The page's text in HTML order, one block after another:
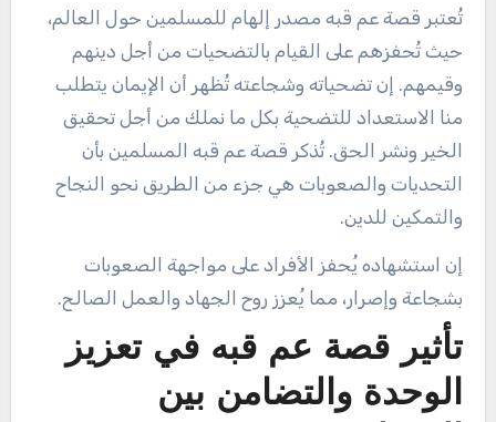
تُعتبر قصة عم قبه مصدر إلهام للمسلمين حول العالم،
حيث تُحفزهم على القيام بالتضحيات من أجل دينهم
وقيمهم. إن تضحياته وشجاعته تُظهر أن الإيمان يتطلب
منا الاستعداد للتضحية بكل ما نملك من أجل تحقيق
الخير ونشر الحق. تُذكر قصة عم قبه المسلمين بأن
التحديات والصعوبات هي جزء من الطريق نحو النجاح
والتمكين للدين.
إن استشهاده يُحفز الأفراد على مواجهة الصعوبات
بشجاعة وإصرار، مما يُعزز روح الجهاد والعمل الصالح.
تأثير قصة عم قبه في تعزيز
الوحدة والتضامن بين